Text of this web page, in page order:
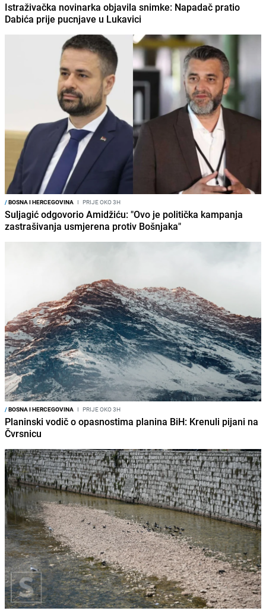
Istraživačka novinarka objavila snimke: Napadač pratio
Dabića prije pucnjave u Lukavici
/BOSNA I HERCEGOVINA I PRIJE OKO 3H
Suljagić odgovorio Amidžiću: "Ovo je politička kampanja
zastrašivanja usmjerena protiv Bošnjaka"
/BOSNA I HERCEGOVINA I PRIJE OKO 3H
Planinski vodič o opasnostima planina BiH: Krenuli pijani na
Čvrsnicu